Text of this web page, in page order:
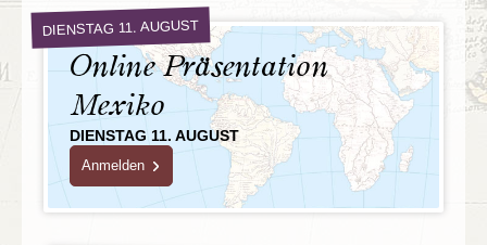
DIENSTAG 11. AUGUST
Online Präsentation
Mexiko
DIENSTAG 11. AUGUST
Anmelden